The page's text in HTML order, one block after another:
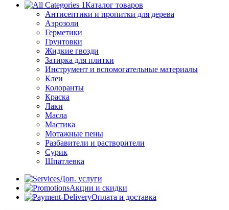
Каталог товаров
Антисептики и пропитки для дерева
Аэрозоли
Герметики
Грунтовки
Жидкие гвозди
Затирка для плитки
Инструмент и вспомогательные материалы
Клеи
Колоранты
Краска
Лаки
Масла
Мастика
Мотажные пены
Разбавители и растворители
Сурик
Шпатлевка
Доп. услуги
Акции и скидки
Оплата и доставка